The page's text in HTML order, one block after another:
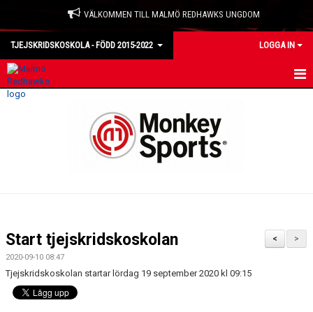
VÄLKOMMEN TILL MALMÖ REDHAWKS UNGDOM
TJEJSKRIDSKOSKOLA - FÖDD 2015-2022 LOGGA IN
HEM
DOKUMENT
KONTAKT
>
<
Start tjejskridskoskolan
2020-09-10 08:47
Tjejskridskoskolan startar lördag 19 september 2020 kl 09:15